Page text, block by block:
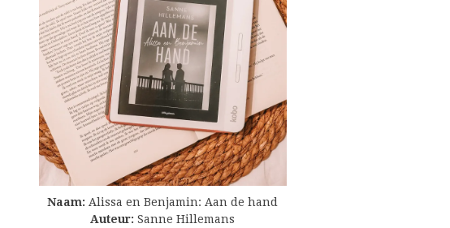
Naam: Alissa en Benjamin: Aan de hand
Auteur: Sanne Hillemans